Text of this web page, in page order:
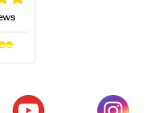
Tab)
in einem neuen Tab)
(öffnet sich in einem
(öffnet